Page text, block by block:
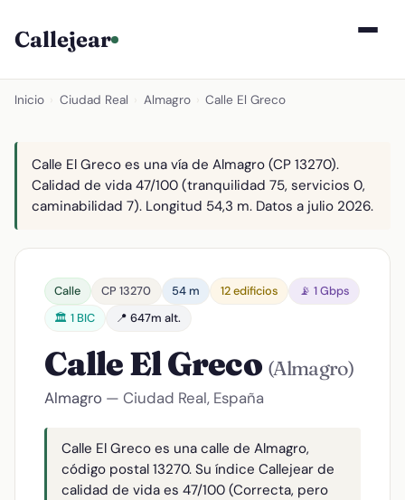
Callejear
Inicio Ciudad Real Almagro Calle El Greco
Calle El Greco es una vía de Almagro (CP 13270).
Calidad de vida 47/100 (tranquilidad 75, servicios 0,
caminabilidad 7). Longitud 54,3 m. Datos a julio 2026.
Calle CP 13270 54 m 12 edificios
📡 1 Gbps
🏛️ 1 BIC
📍 647m alt.
Calle El Greco (Almagro)
Almagro — Ciudad Real, España
Calle El Greco es una calle de Almagro,
código postal 13270. Su índice Callejear de
calidad de vida es 47/100 (Correcta, pero